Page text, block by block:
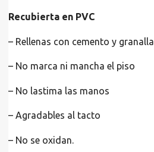
Recubierta en PVC
– Rellenas con cemento y granalla.
– No marca ni mancha el piso
– No lastima las manos
– Agradables al tacto
– No se oxidan.